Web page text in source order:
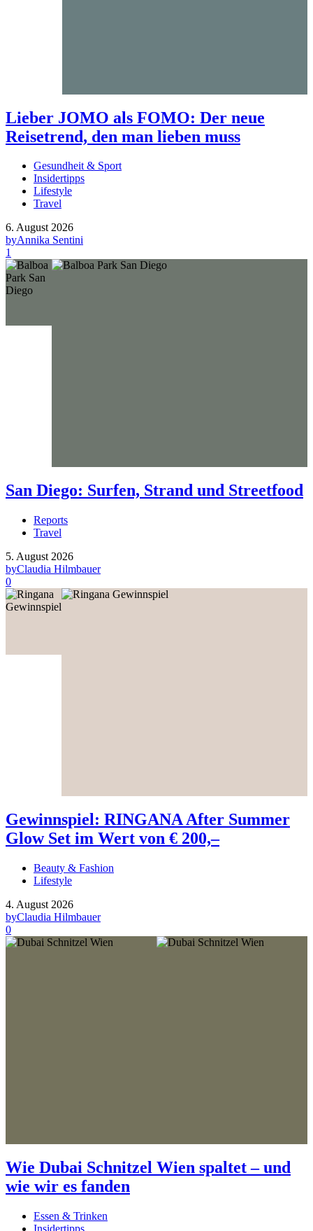
Lieber JOMO als FOMO: Der neue
Reisetrend, den man lieben muss
Gesundheit & Sport
Insidertipps
Lifestyle
Travel
6. August 2026
byAnnika Sentini
1
San Diego: Surfen, Strand und Streetfood
Reports
Travel
5. August 2026
byClaudia Hilmbauer
0
Gewinnspiel: RINGANA After Summer
Glow Set im Wert von € 200,–
Beauty & Fashion
Lifestyle
4. August 2026
byClaudia Hilmbauer
0
Wie Dubai Schnitzel Wien spaltet – und
wie wir es fanden
Essen & Trinken
Insidertipps